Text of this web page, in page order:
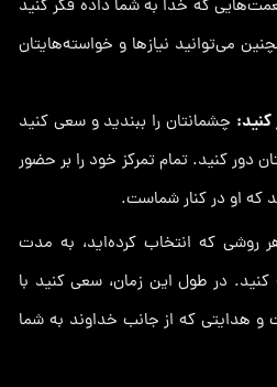
که خدا به شما داده فکر کنید
می‌توانید نیازها و خواسته‌هایتان
چشمانتان را ببندید و سعی کنید
دور کنید. تمام تمرکز خود را بر حضور
که او در کنار شماست.
روشی که انتخاب کرده‌اید، به مدت
مراقبه کنید. در طول این زمان، سعی کنید با
هدایتی که از جانب خداوند به شما